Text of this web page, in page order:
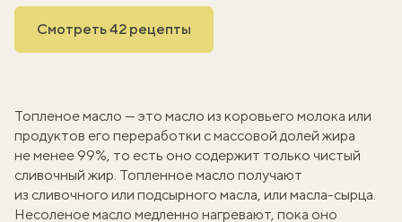
Смотреть 42 рецепты
Топленое масло — это масло из коровьего молока или
продуктов его переработки с массовой долей жира
не менее 99%, то есть оно содержит только чистый
сливочный жир. Топленное масло получают
из сливочного или подсырного масла, или масла-сырца.
Несоленое масло медленно нагревают, пока оно